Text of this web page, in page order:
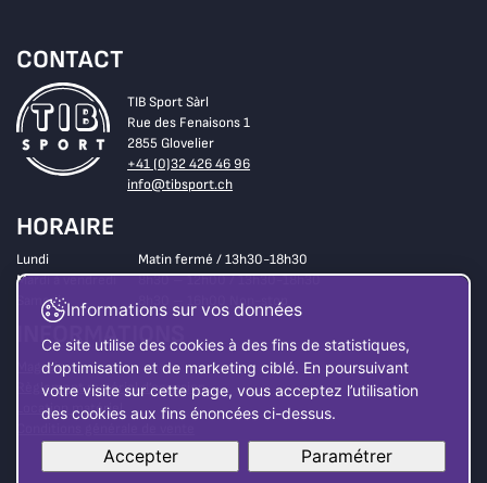
CONTACT
TIB Sport Sàrl
Rue des Fenaisons 1
2855 Glovelier
+41 (0)32 426 46 96
info@tibsport.ch
HORAIRE
Lundi
Matin fermé / 13h30-18h30
Mardi à vendredi
8h30 – 12h00 / 13h30-18h30
Samedi
8h30 – 16h00 Non-stop
INFORMATIONS
Magasin
Règlement matériel d’occasion
Location matériel
Informations sur vos données
Ce site utilise des cookies à des fins de statistiques,
d’optimisation et de marketing ciblé. En poursuivant
votre visite sur cette page, vous acceptez l’utilisation
des cookies aux fins énoncées ci-dessus.
Accepter
Paramétrer